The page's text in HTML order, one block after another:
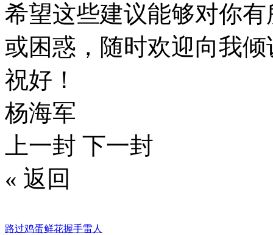
希望这些建议能够对你
或困惑，随时欢迎向我倾
祝好！
杨海军
上一封 下一封
« 返回
路过鸡蛋鲜花握手雷人